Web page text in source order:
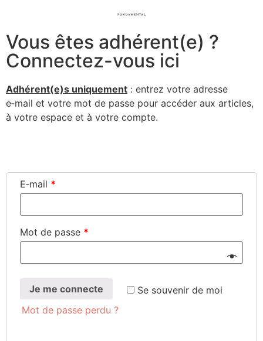
Vous êtes adhérent(e) ?
Connectez-vous ici
Adhérent(e)s uni­que­ment : entrez votre adresse
e‑mail et votre mot de passe pour accé­der aux articles,
à votre espace et à votre compte.
E‑mail *
Mot de passe *
Se sou­ve­nir de moi
Je me connecte
Mot de passe perdu ?